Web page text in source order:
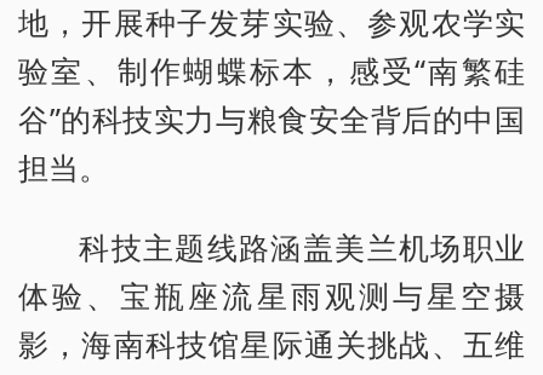
地，开展种子发芽实验、参观农学实
验室、制作蝴蝶标本，感受“南繁硅
谷”的科技实力与粮食安全背后的中国
担当。
科技主题线路涵盖美兰机场职业
体验、宝瓶座流星雨观测与星空摄
影，海南科技馆星际通关挑战、五维